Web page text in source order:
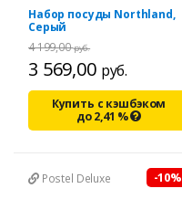
Набор посуды Northland,
Серый
3 569,00 руб.
4 199,00руб.
Купить с кэшбэком
до2,41 %
Postel Deluxe -10%